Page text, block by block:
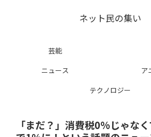
ネット民の集い
芸能
ニュース
ア
テクノロジー
「まだ？」消費税0%じゃな